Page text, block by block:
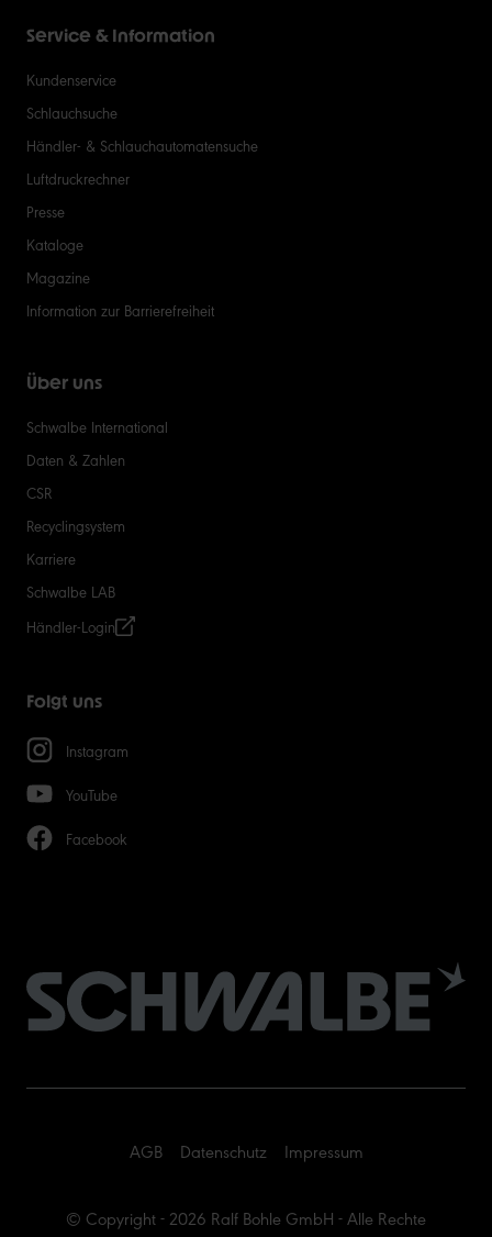
Service & Information
Kundenservice
Schlauchsuche
Händler- & Schlauchautomatensuche
Luftdruckrechner
Presse
Kataloge
Magazine
Information zur Barrierefreiheit
Über uns
Schwalbe International
Daten & Zahlen
CSR
Recyclingsystem
Karriere
Schwalbe LAB
Händler-Login
Folgt uns
Instagram
YouTube
Facebook
© Copyright - 2026 Ralf Bohle GmbH - Alle Rechte
AGB Datenschutz Impressum